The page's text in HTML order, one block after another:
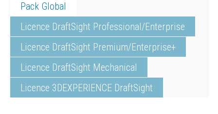
Pack Global
Licence DraftSight Professional/Enterprise
Licence DraftSight Premium/Enterprise+
Licence DraftSight Mechanical
Licence 3DEXPERIENCE DraftSight